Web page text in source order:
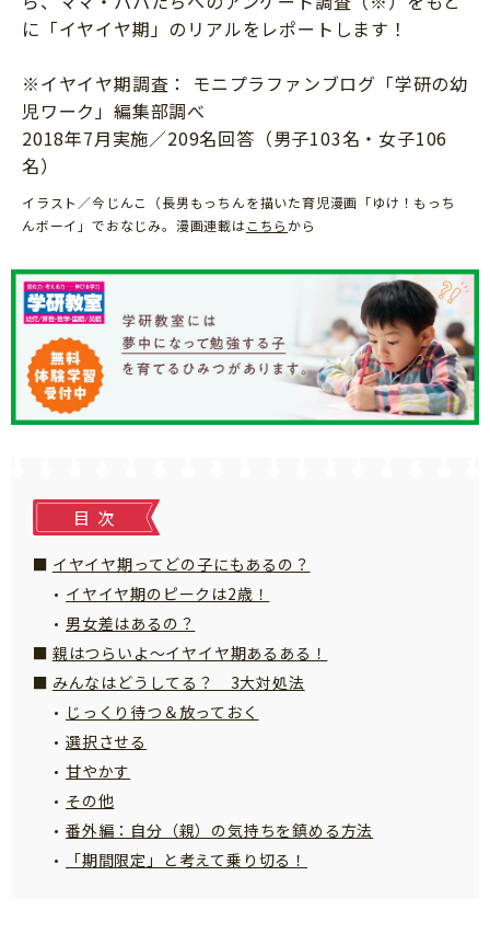
読書感想文
運動・あそび・ゲーム
英語
知育
おでかけ
料理
マネー
「こそだてまっぷ」とは
サイトのご利⽤にあたって
個⼈情報について
お問い合わせ
に「イヤイヤ期」のリアルをレポートします！
※イヤイヤ期調査： モニプラファンブログ「学研の幼
児ワーク」編集部調べ
2018年7月実施／209名回答（男子103名・女子106
名）
イラスト／今じんこ（長男もっちんを描いた育児漫画「ゆけ！もっち
んボーイ」でおなじみ。漫画連載はこちら から
目次
イヤイヤ期ってどの子にもあるの？
イヤイヤ期のピークは2歳！
男女差はあるの？
親はつらいよ～イヤイヤ期あるある！
みんなはどうしてる？ 3大対処法
じっくり待つ＆放っておく
選択させる
甘やかす
その他
番外編：自分（親）の気持ちを鎮める方法
「期間限定」と考えて乗り切る！